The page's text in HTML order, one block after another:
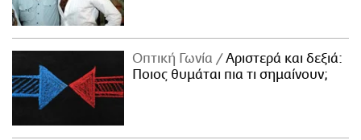
Οπτική Γωνία
Αριστερά και δεξιά:
Ποιος θυμάται πια τι σημαίνουν;